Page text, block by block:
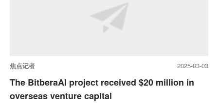
焦点记者 2025-03-03
The BitberaAI project received $20 million in
overseas venture capital